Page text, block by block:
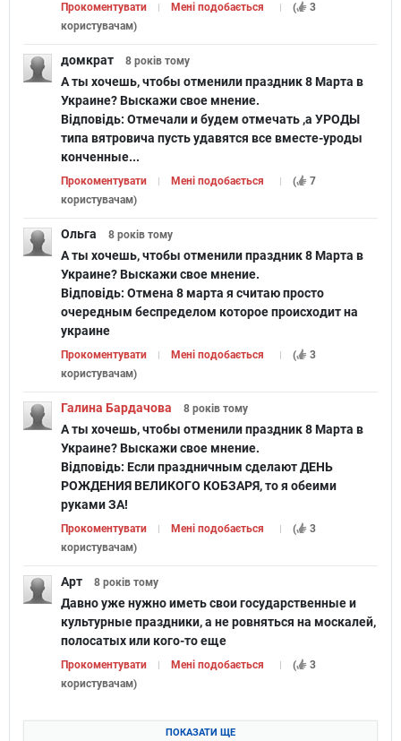
Прокоментувати Мені подобається (
3
користувачам)
домкрат 8 років тому
А ты хочешь, чтобы отменили праздник 8 Марта в
Украине? Выскажи свое мнение.
Відповідь: Отмечали и будем отмечать ,а УРОДЫ
типа вятровича пусть удавятся все вместе-уроды
конченные...
Прокоментувати Мені подобається (
7
користувачам)
Ольга 8 років тому
А ты хочешь, чтобы отменили праздник 8 Марта в
Украине? Выскажи свое мнение.
Відповідь: Отмена 8 марта я считаю просто
очередным беспределом которое происходит на
украине
Прокоментувати Мені подобається (
3
користувачам)
Галина Бардачова 8 років тому
А ты хочешь, чтобы отменили праздник 8 Марта в
Украине? Выскажи свое мнение.
Відповідь: Если праздничным сделают ДЕНЬ
РОЖДЕНИЯ ВЕЛИКОГО КОБЗАРЯ, то я обеими
руками ЗА!
Прокоментувати Мені подобається (
3
користувачам)
Арт 8 років тому
Давно уже нужно иметь свои государственные и
культурные праздники, а не ровняться на москалей,
полосатых или кого-то еще
Прокоментувати Мені подобається (
3
користувачам)
ПОКАЗАТИ ЩЕ